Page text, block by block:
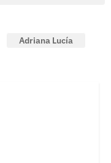
Adriana Lucía